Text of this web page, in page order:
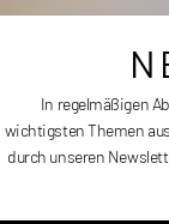
MM
In regelmäßigen
wichtigsten Themen
durch unseren